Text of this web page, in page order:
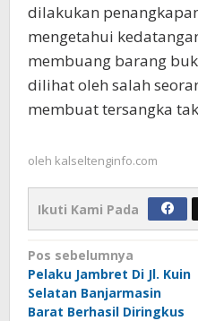
dilakukan
mengetahui
membuang barang
dilihat oleh salah
membuat tersangka
oleh kalseltenginfo.com
Ikuti Kami Pada
Navigasi
pos
Pos sebelumnya
Pelaku Jambret Di Jl. Kuin
Selatan Banjarmasin
Barat Berhasil Diringkus